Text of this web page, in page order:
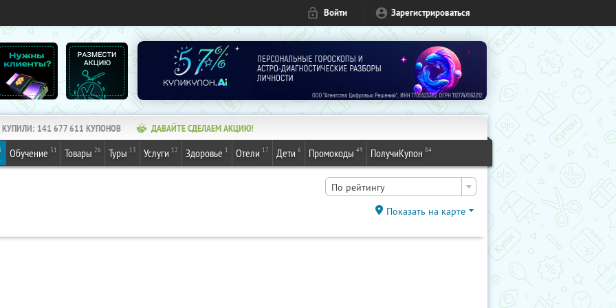
Войти Зарегистрироваться
КУПИЛИ: 141 677 611 КУПОНОВ ДАВАЙТЕ СДЕЛАЕМ АКЦИЮ!
Обучение 31 Товары 26 Туры 13 Услуги 12 Здоровье 1 Отели 17 Дети 6 Промокоды 49 ПолучиКупон 84
По рейтингу
Показать на карте